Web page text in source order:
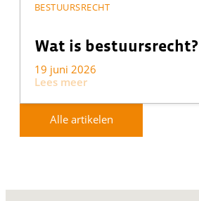
BESTUURSRECHT
Wat is bestuursrecht?
19 juni 2026
Lees meer
Alle artikelen